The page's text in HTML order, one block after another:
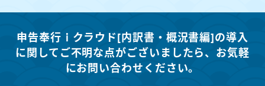
申告奉行ｉクラウド[内訳書・概況書編]の導入
に関してご不明な点がございましたら、 お気軽
にお問い合わせください。